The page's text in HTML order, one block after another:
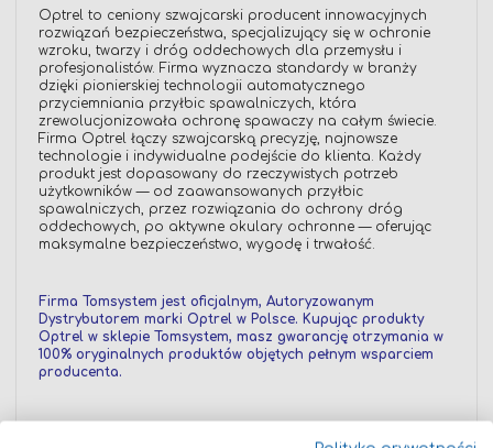
Optrel to ceniony szwajcarski producent innowacyjnych
rozwiązań bezpieczeństwa, specjalizujący się w ochronie
wzroku, twarzy i dróg oddechowych dla przemysłu i
profesjonalistów. Firma wyznacza standardy w branży
dzięki pionierskiej technologii automatycznego
przyciemniania przyłbic spawalniczych, która
zrewolucjonizowała ochronę spawaczy na całym świecie.
Firma Optrel łączy szwajcarską precyzję, najnowsze
technologie i indywidualne podejście do klienta. Każdy
produkt jest dopasowany do rzeczywistych potrzeb
użytkowników — od zaawansowanych przyłbic
spawalniczych, przez rozwiązania do ochrony dróg
oddechowych, po aktywne okulary ochronne — oferując
maksymalne bezpieczeństwo, wygodę i trwałość.
Firma Tomsystem jest oficjalnym, Autoryzowanym
Dystrybutorem marki Optrel w Polsce. Kupując produkty
Optrel w sklepie Tomsystem, masz gwarancję otrzymania w
100% oryginalnych produktów objętych pełnym wsparciem
producenta.